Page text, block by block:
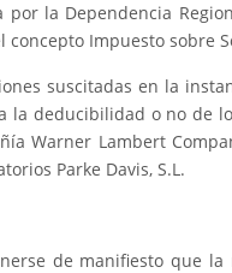
la Dependencia
concepto Impuesto sobre
suscitadas en la
la deducibilidad o no de
Warner Lambert
Parke Davis, S.L.
de manifiesto que